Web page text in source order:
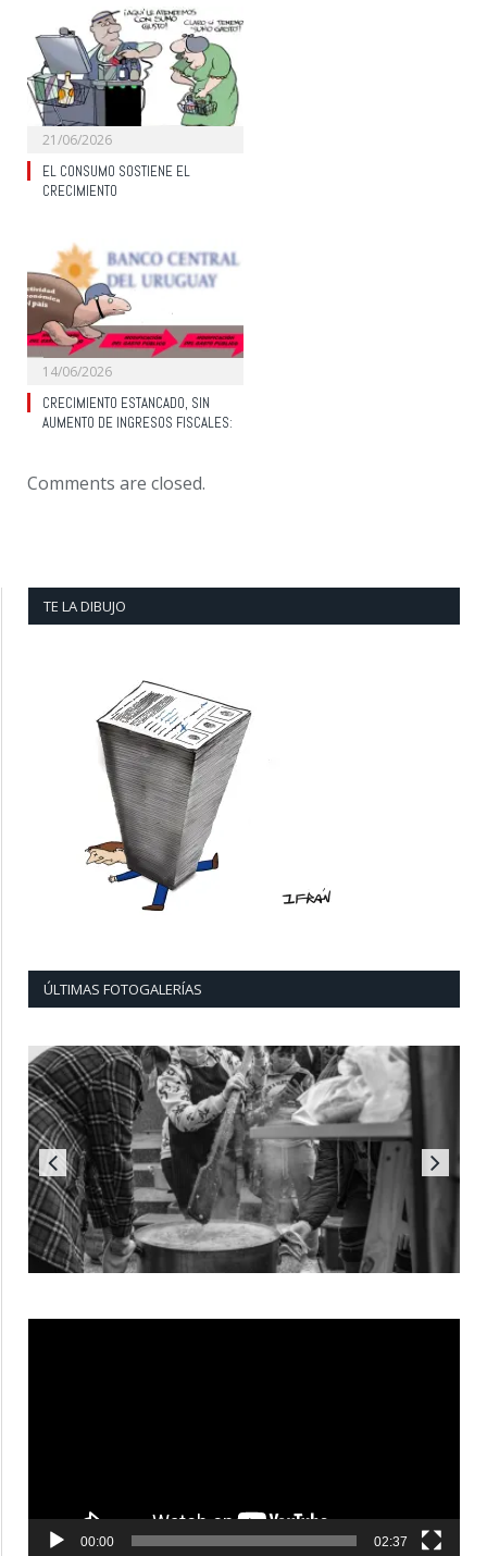
21/06/2026
EL CONSUMO SOSTIENE EL
CRECIMIENTO
14/06/2026
CRECIMIENTO ESTANCADO, SIN
AUMENTO DE INGRESOS FISCALES:
Comments are closed.
TE LA DIBUJO
ÚLTIMAS FOTOGALERÍAS
00:00 02:37